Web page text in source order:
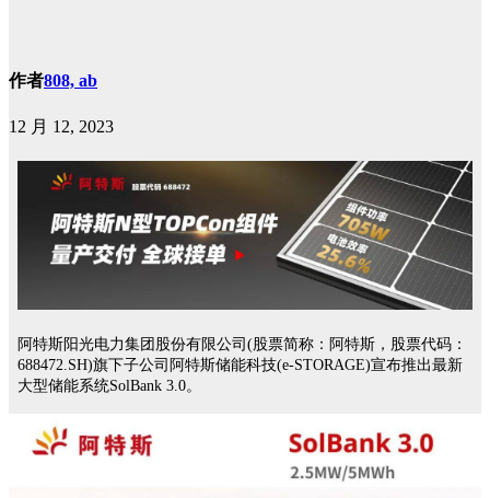
作者808, ab
12 月 12, 2023
阿特斯阳光电力集团股份有限公司(股票简称：阿特斯，股票代码：
688472.SH)旗下子公司阿特斯储能科技(e-STORAGE)宣布推出最新
大型储能系统SolBank 3.0。